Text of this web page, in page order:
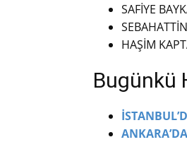
SAFİYE
HAŞİM
Bugünkü